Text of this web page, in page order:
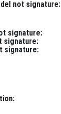
not signature:
signature:
signature:
signature: